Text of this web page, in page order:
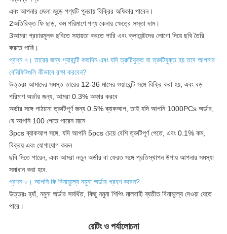
এবং আপনার জেলা জুড়ে পণ্যটি পুনরায় বিক্রির অধিকার পাবেন।
2অতিরিক্ত ফি ছাড়, কম পরিমাণে পণ্য কেনার ক্ষেত্রে সস্তা দাম।
3আমরা প্রচারমূলক ছবিতে সহায়তা করতে পারি এবং ক্লায়েন্টদের লোগো দিয়ে ছবি তৈরি
করতে পারি।
প্রশ্ন ৭। তারের জন্য গ্যারান্টি কতদিন এবং যদি ত্রুটিযুক্ত বা ত্রুটিযুক্ত হয় তবে আপনার
বেনিফিটগুলি কীভাবে রক্ষা করবেন?
উত্তরঃ আমাদের সমস্ত তারের 12-36 মাসের ওয়ারেন্টি সঙ্গে বিক্রি করা হয়, এবং বড়
পরিমাণ অর্ডার জন্য, আমরা 0.3% অফার করবে
অর্ডার সঙ্গে পাঠানো ত্রুটিপূর্ণ জন্য 0.5% ব্যাকআপ, তাই যদি আপনি 1000PCs অর্ডার,
যে আপনি 100 পেতে পারেন মানে
3pcs ব্যাকআপ সঙ্গে. যদি আপনি 5pcs চেয়ে বেশি ত্রুটিপূর্ণ পেতে, এবং 0.1% কম,
বিক্রয় এবং যোগাযোগ করুন
ছবি দিতে পারেন, এবং আমরা নতুন অর্ডার বা ফেরত সঙ্গে প্রতিস্থাপন উপায় আপনার সমস্যা
সমাধান করা হবে.
প্রশ্ন ৮। আপনি কি বিনামূল্যে নমুনা অর্ডার গ্রহণ করেন?
উত্তরঃ হ্যাঁ, নমুনা অর্ডার সমর্থিত, কিছু নমুনা শিপিং মালবাহী ব্যতীত বিনামূল্যে দেওয়া যেতে
পারে।
রেটিং ও পর্যালোচনা